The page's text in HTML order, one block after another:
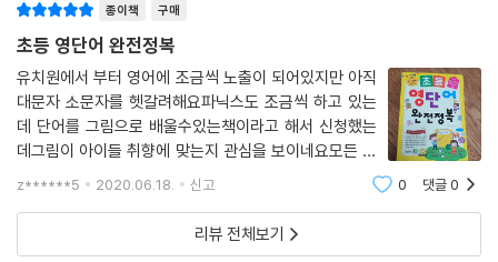
Unit 03 숙소 종류
Unit 04 룸서비스
Chapter 04. 교통
Unit 01 탈것
Unit 02 자동차 명칭 / 자전거 명칭
Unit 03 교통 표지판
Unit 04 방향
종이책 구매
초등 영단어 완전정복
유치원에서 부터 영어에 조금씩 노출이 되어있지만 아직
대문자 소문자를 헷갈려해요파닉스도 조금씩 하고 있는
데 단어를 그림으로 배울수있는책이라고 해서 신청했는
데그림이 아이들 취향에 맞는지 관심을 보이네요모든 언
어의 기본은 단어라는데 외우기가 쉽지 않아요실제로 사
그림이 같이 그려져 있어서 거부감이 없이 보더라구
z******5 2020.06.18. 신고 0 댓글0
리뷰 전체보기